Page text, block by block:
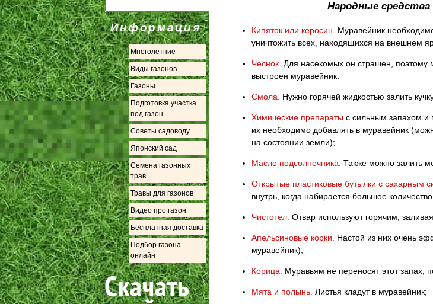
Информация
Многолетние
Виды газонов
Газоны
Подготовка участка
под газон
Советы садоводу
Японский сад
Семена газонных
трав
Травы для газонов
Видео про газон
Бесплатная доставка
Подбор газона
онлайн
Народные
Кипяток или керосин.
Муравейник
уничтожить всех, находящихся на внешнем
Чеснок. Для насекомых он страшен, поэтому
выстроен муравейник.
Смола. Нужно горячей жидкостью залить
Химические препараты с сильным запахом и
их необходимо добавлять в муравейник
на состоянии земли);
Масло подсолнечника. Также можно залить
Открытые пластиковые бутылки с сахарным
внутрь, когда набирается большое
Чистотел. Отвар используют горячим,
Апельсиновые корки.
Настой из них очень
муравейник);
Корица. Муравьям не переносят этот запах,
Мята и полынь. Листья кладут в муравейник;